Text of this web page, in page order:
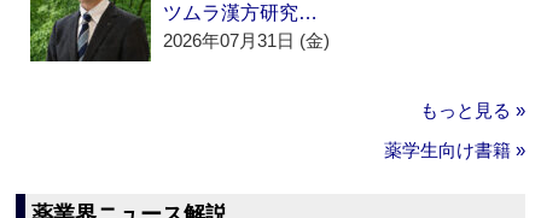
ツムラ漢方研究…
2026年07月31日 (金)
もっと見る »
薬学生向け書籍 »